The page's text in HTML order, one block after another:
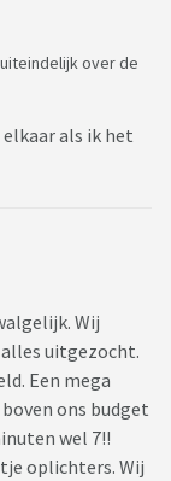
over de
als ik het
Wij
alles uitgezocht.
Een mega
ons budget
wel 7!!
oplichters. Wij